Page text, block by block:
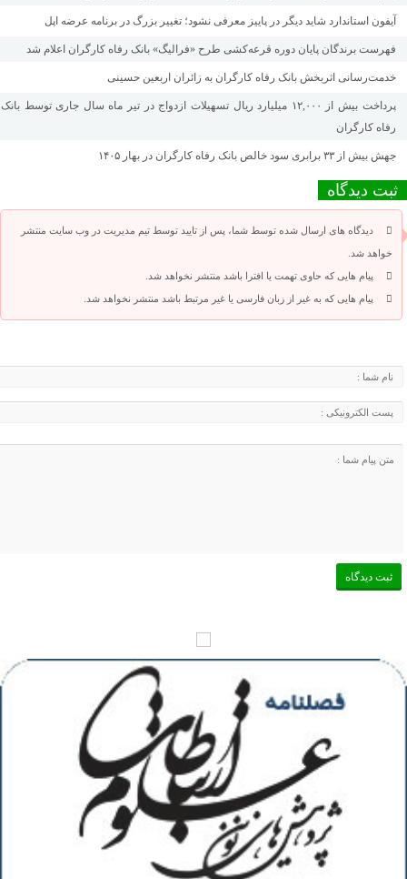
آیفون استاندارد شاید دیگر در پاییز معرفی نشود؛ تغییر بزرگ در برنامه عرضه اپل
فهرست برندگان پایان دوره قرعه‌کشی طرح «فرالیگ» بانک رفاه کارگران اعلام شد
خدمت‌رسانی اثربخش بانک رفاه کارگران به زائران اربعین حسینی
پرداخت بیش از ۱۲,۰۰۰ میلیارد ریال تسهیلات ازدواج در تیر ماه سال جاری توسط بانک
رفاه کارگران
جهش بیش از ۳۳ برابری سود خالص بانک رفاه کارگران در بهار ۱۴۰۵
ثبت دیدگاه
دیدگاه های ارسال شده توسط شما، پس از تایید توسط تیم مدیریت در وب سایت منتشر
خواهد شد.
پیام هایی که حاوی تهمت یا افترا باشد منتشر نخواهد شد.
پیام هایی که به غیر از زبان فارسی یا غیر مرتبط باشد منتشر نخواهد شد.